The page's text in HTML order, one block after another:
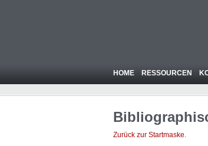
HOME RESSOURCEN
Zurück zur Startmaske.